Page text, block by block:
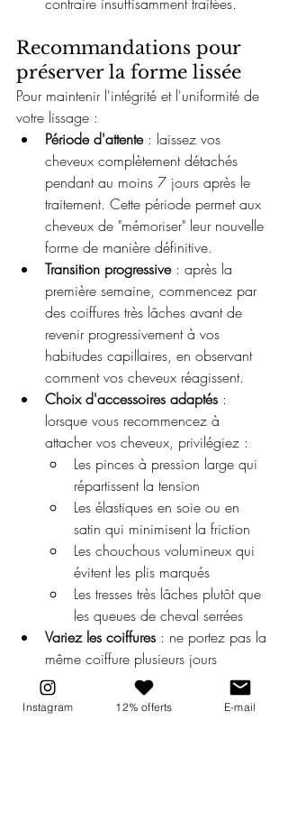
Recommandations pour
préserver la forme lissée
Pour maintenir l'intégrité et l'uniformité de
votre lissage :
Période d'attente : laissez vos
cheveux complètement détachés
pendant au moins 7 jours après le
traitement. Cette période permet aux
cheveux de "mémoriser" leur nouvelle
forme de manière définitive.
Transition progressive : après la
première semaine, commencez par
des coiffures très lâches avant de
revenir progressivement à vos
habitudes capillaires, en observant
comment vos cheveux réagissent.
Choix d'accessoires adaptés :
lorsque vous recommencez à
attacher vos cheveux, privilégiez :
Les pinces à pression large qui
répartissent la tension
Les élastiques en soie ou en
satin qui minimisent la friction
Les chouchous volumineux qui
évitent les plis marqués
Les tresses très lâches plutôt que
les queues de cheval serrées
Variez les coiffures : ne portez pas la
même coiffure plusieurs jours
d'affilée et évitez de placer les
attaches toujours au même endroit
Instagram 12% offerts E-mail